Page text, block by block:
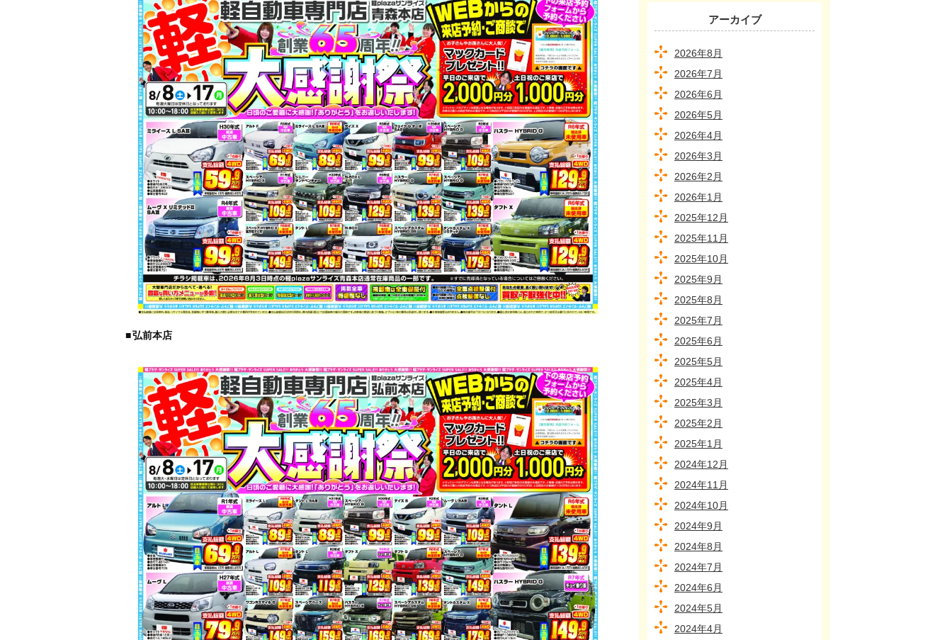
■弘前本店
アーカイブ
2026年8月
2026年7月
2026年6月
2026年5月
2026年4月
2026年3月
2026年2月
2026年1月
2025年12月
2025年11月
2025年10月
2025年9月
2025年8月
2025年7月
2025年6月
2025年5月
2025年4月
2025年3月
2025年2月
2025年1月
2024年12月
2024年11月
2024年10月
2024年9月
2024年8月
2024年7月
2024年6月
2024年5月
2024年4月